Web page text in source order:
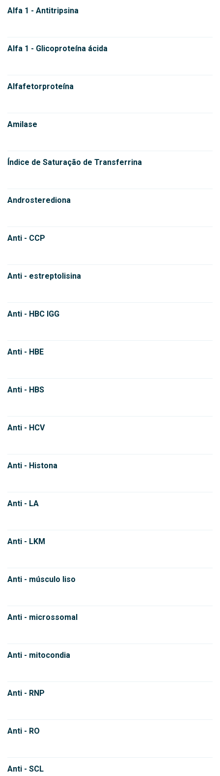
Alfa 1 - Antitripsina
Alfa 1 - Glicoproteína ácida
Alfafetorproteína
Amilase
Índice de Saturação de Transferrina
Androsterediona
Anti - CCP
Anti - estreptolisina
Anti - HBC IGG
Anti - HBE
Anti - HBS
Anti - HCV
Anti - Histona
Anti - LA
Anti - LKM
Anti - músculo liso
Anti - microssomal
Anti - mitocondia
Anti - RNP
Anti - RO
Anti - SCL